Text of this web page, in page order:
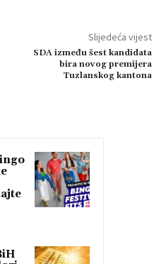
Slijedeća vijest
SDA između šest kandidata
bira novog premijera
Tuzlanskog kantona